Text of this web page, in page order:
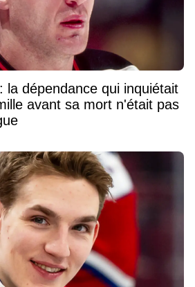
la dépendance qui inquiétait
avant sa mort n'était pas